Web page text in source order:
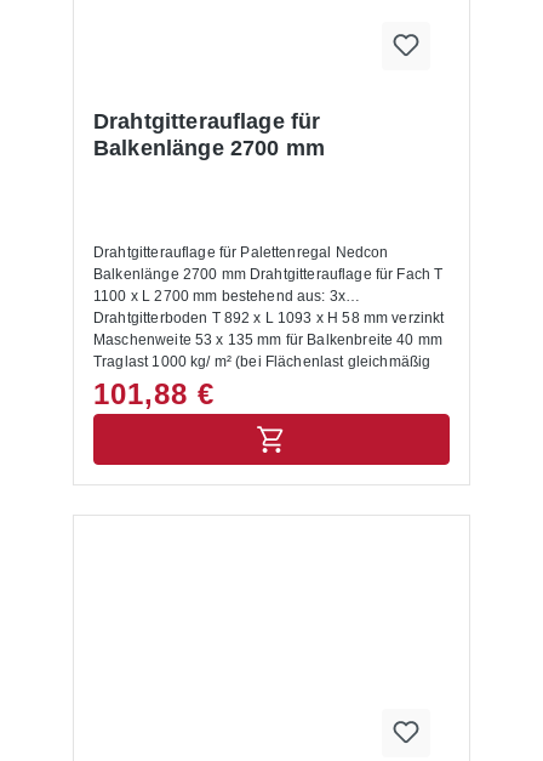
Drahtgitterauflage für
Balkenlänge 2700 mm
Drahtgitterauflage für Palettenregal Nedcon
Balkenlänge 2700 mm Drahtgitterauflage für Fach T
1100 x L 2700 mm bestehend aus: 3x
Drahtgitterboden T 892 x L 1093 x H 58 mm verzinkt
Maschenweite 53 x 135 mm für Balkenbreite 40 mm
Traglast 1000 kg/ m² (bei Flächenlast gleichmäßig
verteilter Last, Punkt- und Streckenlasten sind nicht
berücksichtigt)
101,88 €